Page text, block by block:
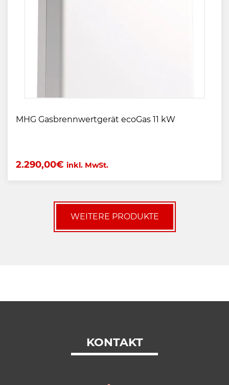
MHG Gasbrennwertgerät ecoGas 11 kW
2.290,00€ inkl. MwSt.
WEITERE PRODUKTE
KONTAKT